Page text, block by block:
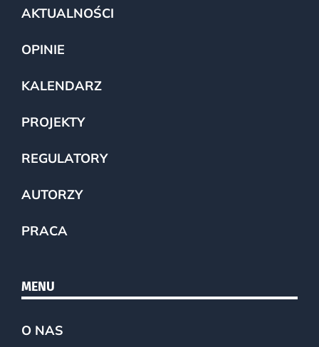
AKTUALNOŚCI
OPINIE
KALENDARZ
PROJEKTY
REGULATORY
AUTORZY
PRACA
MENU
O NAS